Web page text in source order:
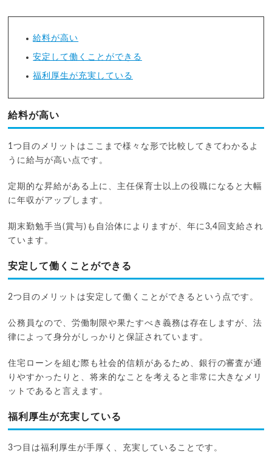
給料が高い
安定して働くことができる
福利厚生が充実している
給料が高い
1つ目のメリットはここまで様々な形で比較してきてわかるよ
うに給与が高い点です。
定期的な昇給がある上に、主任保育士以上の役職になると大幅
に年収がアップします。
期末勤勉手当(賞与)も自治体によりますが、年に3,4回支給され
ています。
安定して働くことができる
2つ目のメリットは安定して働くことができるという点です。
公務員なので、労働制限や果たすべき義務は存在しますが、法
律によって身分がしっかりと保証されています。
住宅ローンを組む際も社会的信頼があるため、銀行の審査が通
りやすかったりと、将来的なことを考えると非常に大きなメリ
ットであると言えます。
福利厚生が充実している
3つ目は福利厚生が手厚く、充実していることです。